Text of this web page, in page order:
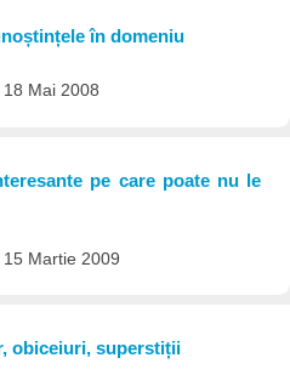
în domeniu
Mai 2008
pe care poate nu le
Martie 2009
obiceiuri, superstiții